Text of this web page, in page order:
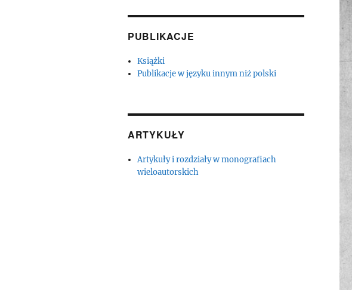
PUBLIKACJE
Książki
Publikacje w języku innym niż polski
ARTYKUŁY
Artykuły i rozdziały w monografiach
wieloautorskich